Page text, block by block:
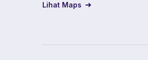
Lihat Maps